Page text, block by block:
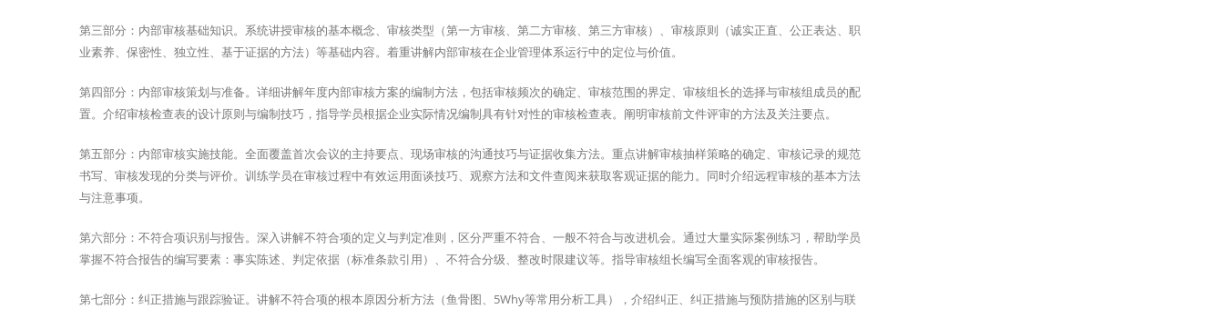
第三部分：内部审核基础知识。系统讲授审核的基本概念、审核类型（第一方审核、第二方审核、第三方审核）、审核原则（诚实正直、公正表达、职
业素养、保密性、独立性、基于证据的方法）等基础内容。着重讲解内部审核在企业管理体系运行中的定位与价值。
第四部分：内部审核策划与准备。详细讲解年度内部审核方案的编制方法，包括审核频次的确定、审核范围的界定、审核组长的选择与审核组成员的配
置。介绍审核检查表的设计原则与编制技巧，指导学员根据企业实际情况编制具有针对性的审核检查表。阐明审核前文件评审的方法及关注要点。
第五部分：内部审核实施技能。全面覆盖首次会议的主持要点、现场审核的沟通技巧与证据收集方法。重点讲解审核抽样策略的确定、审核记录的规范
书写、审核发现的分类与评价。训练学员在审核过程中有效运用面谈技巧、观察方法和文件查阅来获取客观证据的能力。同时介绍远程审核的基本方法
与注意事项。
第六部分：不符合项识别与报告。深入讲解不符合项的定义与判定准则，区分严重不符合、一般不符合与改进机会。通过大量实际案例练习，帮助学员
掌握不符合报告的编写要素：事实陈述、判定依据（标准条款引用）、不符合分级、整改时限建议等。指导审核组长编写全面客观的审核报告。
第七部分：纠正措施与跟踪验证。讲解不符合项的根本原因分析方法（鱼骨图、5Why等常用分析工具），介绍纠正、纠正措施与预防措施的区别与联